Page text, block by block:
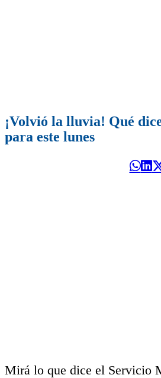
¡Volvió la lluvia! Qué
para este lunes
Mirá lo que dice el Servicio